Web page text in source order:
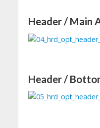
Header / Main
Header /